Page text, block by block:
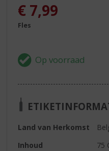
€ 7,99
Fles
Land van Herkomst
Inhoud
75